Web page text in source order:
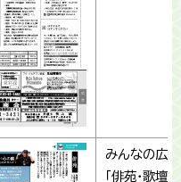
みんなの広場
「俳苑・歌壇」